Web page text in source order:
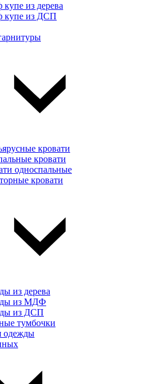
из дерева
купе из ДСП
кровати
кровати
односпальные
кровати
из дерева
из МДФ
из ДСП
тумбочки
одежды